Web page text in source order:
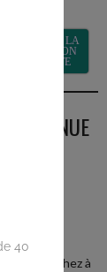
RECEVOIR LA
FORMATION
GRATUITE
BIENVENUE
débutant ?
Vous cherchez à